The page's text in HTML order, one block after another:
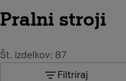
Pralni stroji
Št. izdelkov: 87
Filtriraj